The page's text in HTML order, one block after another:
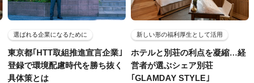
選ばれる企業になるために
東京都｢HTT取組推進宣言企業｣
登録で環境配慮時代を勝ち抜く
具体策とは
新しい形の福利厚生として活用
ホテルと別荘の利点を凝縮…経
営者が選ぶシェア別荘
｢GLAMDAY STYLE｣